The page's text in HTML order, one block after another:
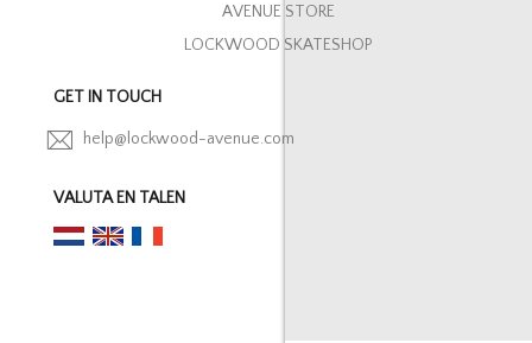
AVENUE STORE
LOCKWOOD SKATESHOP
GET IN TOUCH
help@lockwood-avenue.com
VALUTA EN TALEN